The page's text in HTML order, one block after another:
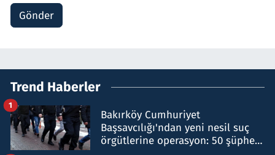
Gönder
Trend Haberler
Bakırköy Cumhuriyet
Başsavcılığı'ndan yeni nesil suç
örgütlerine operasyon: 50 şüpheli
1